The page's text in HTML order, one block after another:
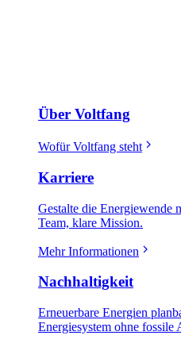
Über Voltfang
Wofür Voltfang steht
Karriere
Gestalte die Energiewende
Team, klare Mission.
Mehr Informationen
Nachhaltigkeit
Erneuerbare Energien
Energiesystem ohne fossile